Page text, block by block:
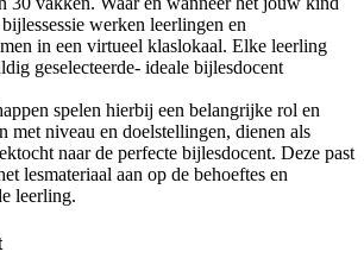
werken leerlingen en
in een virtueel klaslokaal. Elke leerling
geselecteerde- ideale bijlesdocent
spelen hierbij een belangrijke rol en
met niveau en doelstellingen, dienen als
naar de perfecte bijlesdocent. Deze past
lesmateriaal aan op de behoeftes en
leerling.